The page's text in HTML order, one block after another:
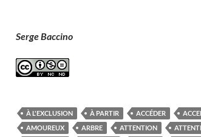
Serge Baccino
À L'EXCLUSION À PARTIR ACCÉDER
AMOUREUX
ARBRE ATTENTION